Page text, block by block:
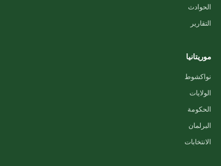
الحوادث
التقارير
موريتانيا
نواكشوط
الولايات
الحكومة
البرلمان
الانتخابات